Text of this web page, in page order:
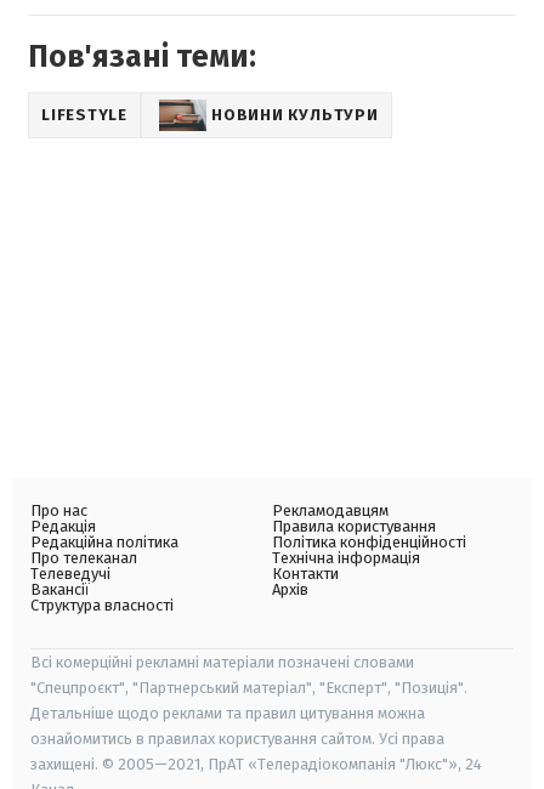
Пов'язані теми:
LIFESTYLE НОВИНИ КУЛЬТУРИ
Про нас
Редакція
Редакційна політика
Про телеканал
Телеведучі
Вакансії
Структура власності
Рекламодавцям
Правила користування
Політика конфіденційності
Технічна інформація
Контакти
Архів
Всі комерційні рекламні матеріали позначені словами
"Спецпроєкт", "Партнерський матеріал", "Експерт", "Позиція".
Детальніше щодо реклами та правил цитування можна
ознайомитись в правилах користування сайтом. Усі права
захищені. © 2005—2021, ПрАТ «Телерадіокомпанія "Люкс"», 24